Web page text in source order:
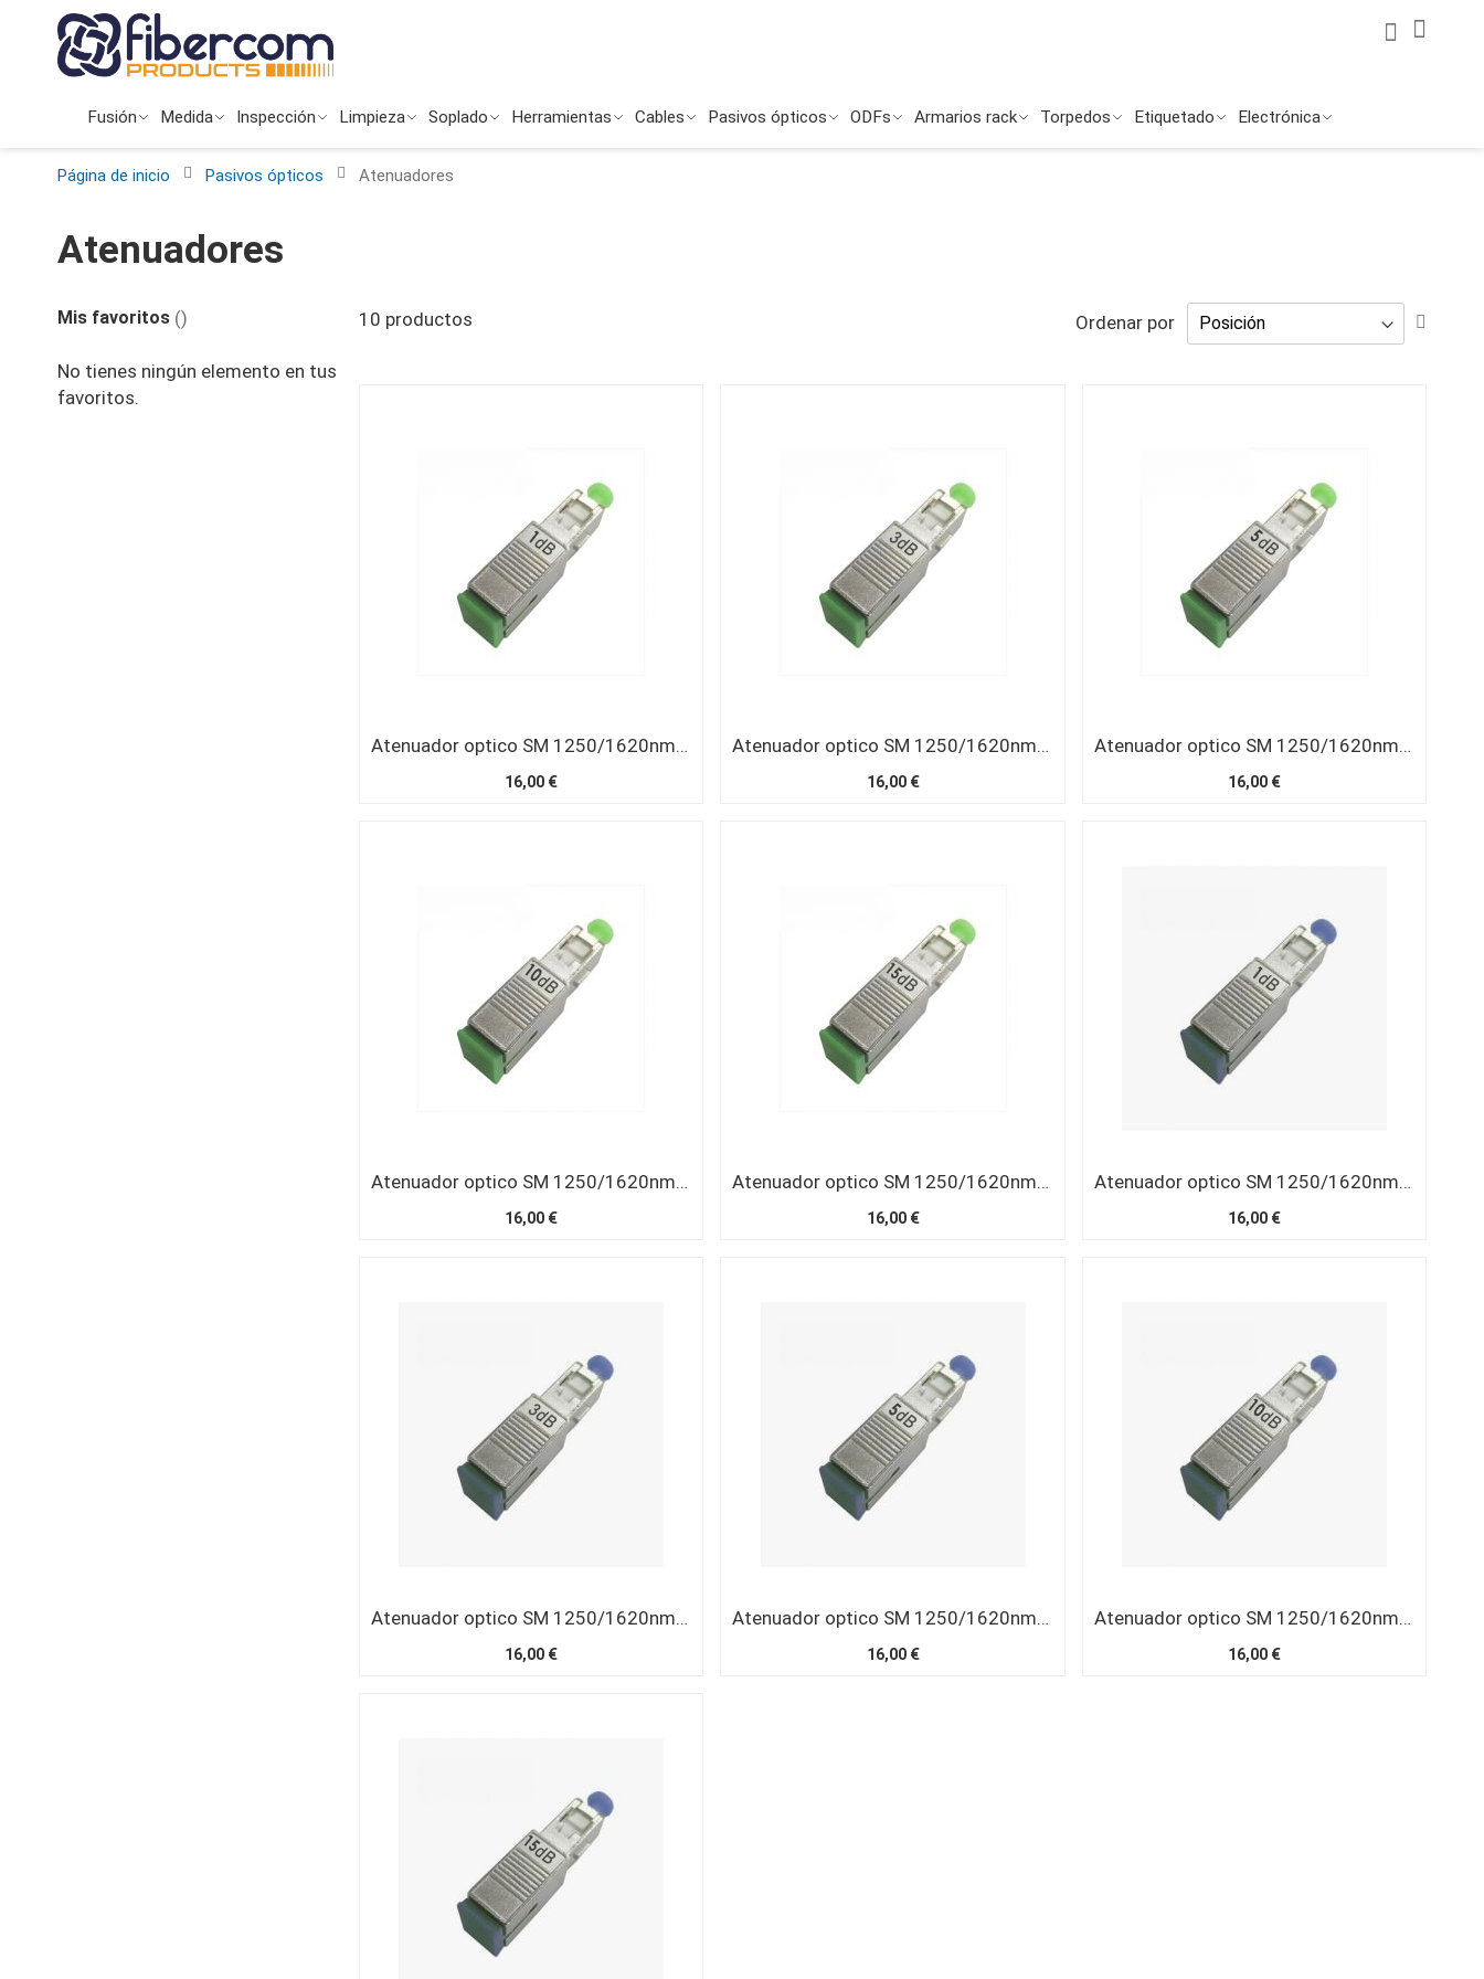
Ir
al
contenido
Mi Cuenta
Buscar
Fusión Medida Inspección Limpieza Soplado Herramientas Cables Pasivos ópticos ODFs Armarios rack Torpedos Etiquetado Electrónica
Página de inicio Pasivos ópticos Atenuadores
Atenuadores
10 productos Ordenar por
Atenuador optico SM 1250/1620nm SC/APC 1 dB
16,00 €
Atenuador optico SM 1250/1620nm SC/APC 3 dB
16,00 €
Atenuador optico SM 1250/1620nm SC/APC 5 dB
16,00 €
Atenuador optico SM 1250/1620nm SC/APC 10 dB
16,00 €
Atenuador optico SM 1250/1620nm SC/APC 15 dB
16,00 €
Atenuador optico SM 1250/1620nm SC/UPC 1 dB
16,00 €
Atenuador optico SM 1250/1620nm SC/UPC 3 dB
16,00 €
Atenuador optico SM 1250/1620nm SC/UPC 5 dB
16,00 €
Atenuador optico SM 1250/1620nm SC/UPC 10 dB
16,00 €
Mis favoritos
No tienes ningún elemento en tus
favoritos.